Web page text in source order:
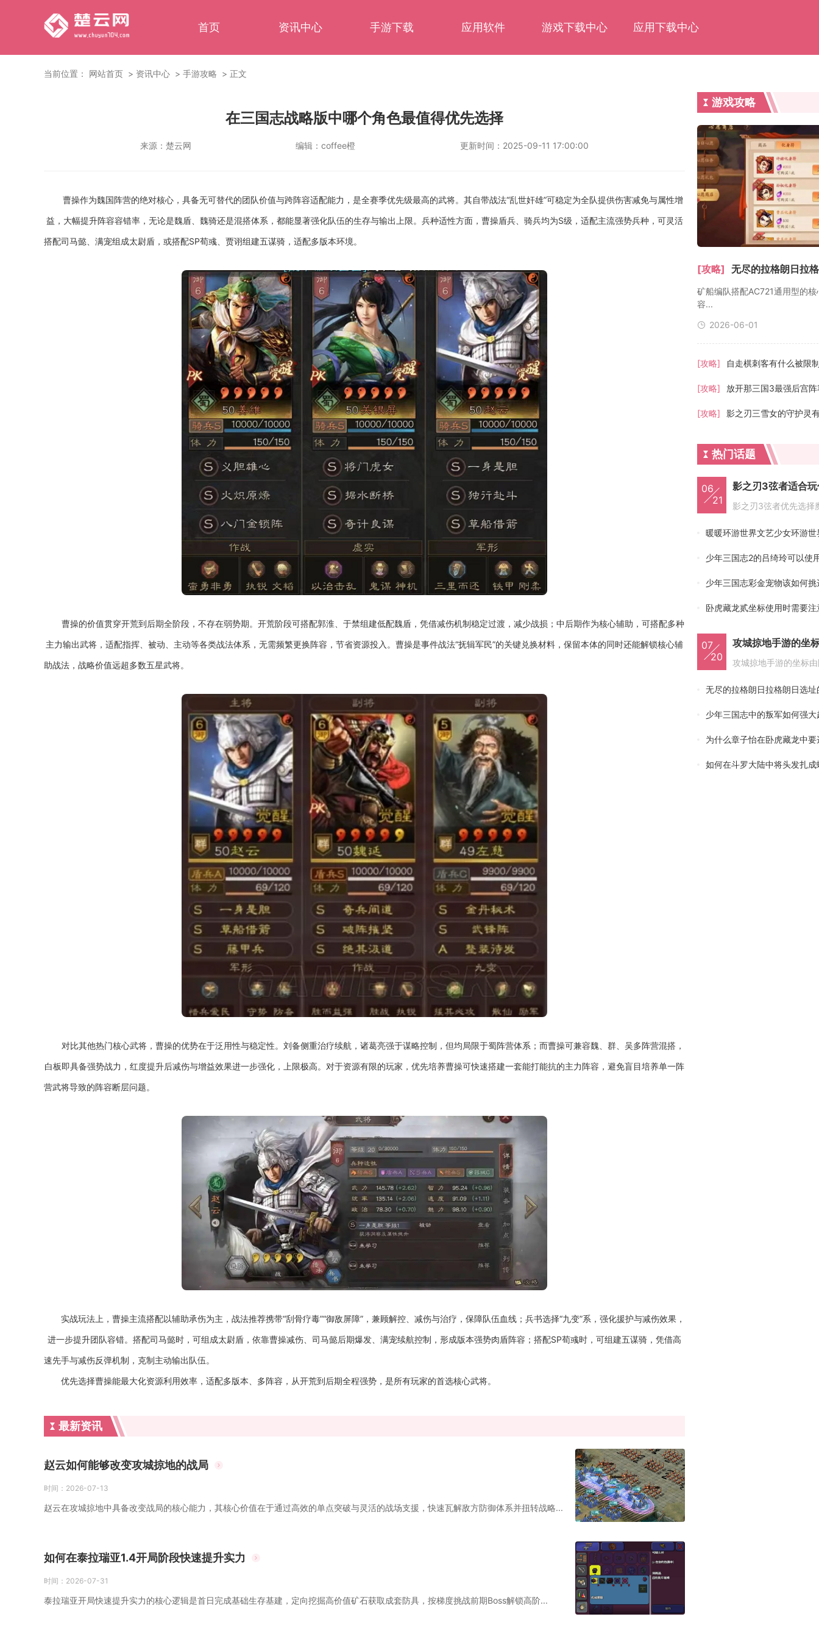
首页 资讯中心 手游下载 应用软件 游戏下载中心 应用下载中心
当前位置： 网站首页 资讯中心 手游攻略 正文
在三国志战略版中哪个角色最值得优先选择
来源： 楚云网 编辑：coffee橙 更新时间： 2025-09-11 17:00:00
曹操作为魏国阵营的绝对核心，具备无可替代的团队价值与跨阵容适配能力，是全赛季优先级最高的武将。其自带战法“乱世奸雄”可稳定为全队提供伤害减免与属性增
益，大幅提升阵容容错率，无论是魏盾、魏骑还是混搭体系，都能显著强化队伍的生存与输出上限。兵种适性方面，曹操盾兵、骑兵均为S级，适配主流强势兵种，可灵活
搭配司马懿、满宠组成太尉盾，或搭配SP荀彧、贾诩组建五谋骑，适配多版本环境。
曹操的价值贯穿开荒到后期全阶段，不存在弱势期。开荒阶段可搭配郭淮、于禁组建低配魏盾，凭借减伤机制稳定过渡，减少战损；中后期作为核心辅助，可搭配多种
主力输出武将，适配指挥、被动、主动等各类战法体系，无需频繁更换阵容，节省资源投入。曹操是事件战法“抚辑军民”的关键兑换材料，保留本体的同时还能解锁核心辅
助战法，战略价值远超多数五星武将。
对比其他热门核心武将，曹操的优势在于泛用性与稳定性。刘备侧重治疗续航，诸葛亮强于谋略控制，但均局限于蜀阵营体系；而曹操可兼容魏、群、吴多阵营混搭，
白板即具备强势战力，红度提升后减伤与增益效果进一步强化，上限极高。对于资源有限的玩家，优先培养曹操可快速搭建一套能打能抗的主力阵容，避免盲目培养单一阵
营武将导致的阵容断层问题。
实战玩法上，曹操主流搭配以辅助承伤为主，战法推荐携带“刮骨疗毒”“御敌屏障”，兼顾解控、减伤与治疗，保障队伍血线；兵书选择“九变”系，强化援护与减伤效果，
进一步提升团队容错。搭配司马懿时，可组成太尉盾，依靠曹操减伤、司马懿后期爆发、满宠续航控制，形成版本强势肉盾阵容；搭配SP荀彧时，可组建五谋骑，凭借高
速先手与减伤反弹机制，克制主动输出队伍。
优先选择曹操能最大化资源利用效率，适配多版本、多阵容，从开荒到后期全程强势，是所有玩家的首选核心武将。
最新资讯
赵云如何能够改变攻城掠地的战局
时间： 2026-07-13
赵云在攻城掠地中具备改变战局的核心能力，其核心价值在于通过高效的单点突破与灵活的战场支援，快速瓦解敌方防御体系并扭转战略...
如何在泰拉瑞亚1.4开局阶段快速提升实力
时间： 2026-07-31
泰拉瑞亚开局快速提升实力的核心逻辑是首日完成基础生存基建，定向挖掘高价值矿石获取成套防具，按梯度挑战前期Boss解锁高阶...
游戏攻略
[攻略]
矿船编队搭配AC721通用型的
容...
2026-06-01
[攻略] 自走棋刺客有什么被限
[攻略]
[攻略] 影之刃三雪女的守护灵
热门话题
06
21
少年三国志2的吕绮玲可以使
少年三国志彩金宠物该如何挑
卧虎藏龙贰坐标使用时需要
07
20
攻城掠地手游的坐
少年三国志中的叛军如何强
为什么章子怡在卧虎藏龙中
如何在斗罗大陆中将头发扎成